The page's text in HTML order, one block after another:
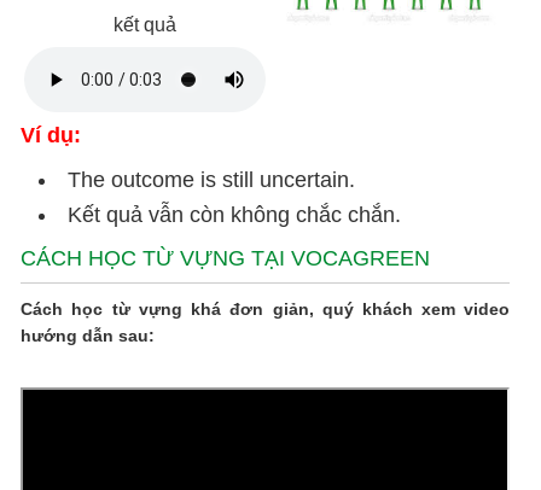
kết quả
Ví dụ:
The outcome is still uncertain.
Kết quả vẫn còn không chắc chắn.
CÁCH HỌC TỪ VỰNG TẠI VOCAGREEN
Cách học từ vựng khá đơn giản, quý khách xem video
hướng dẫn sau: